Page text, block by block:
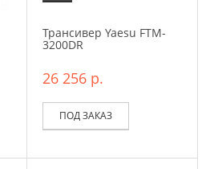
Трансивер Yaesu FTM-
3200DR
26 256 р.
ПОД ЗАКАЗ